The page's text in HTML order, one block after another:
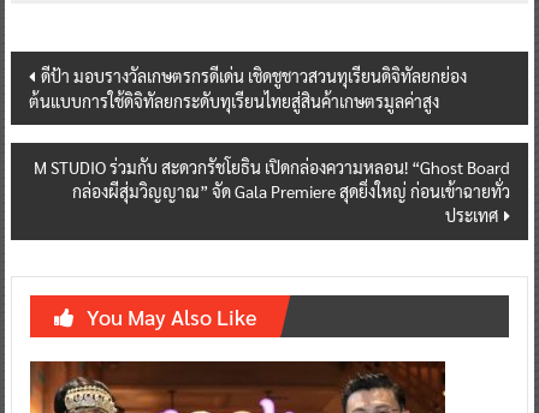
Post
navigation
ดีป้า มอบรางวัลเกษตรกรดีเด่น เชิดชูชาวสวนทุเรียนดิจิทัลยกย่อง
ต้นแบบการใช้ดิจิทัลยกระดับทุเรียนไทยสู่สินค้าเกษตรมูลค่าสูง
M STUDIO ร่วมกับ สะดวกรัชโยธิน เปิดกล่องความหลอน! “Ghost Board
กล่องผีสุ่มวิญญาณ” จัด Gala Premiere สุดยิ่งใหญ่ ก่อนเข้าฉายทั่ว
ประเทศ
You May Also Like